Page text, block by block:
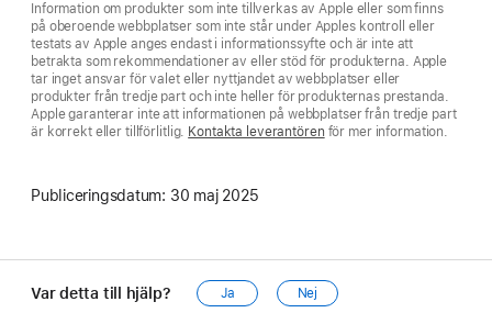
Information om produkter som inte tillverkas av Apple eller som finns
på oberoende webbplatser som inte står under Apples kontroll eller
testats av Apple anges endast i informationssyfte och är inte att
betrakta som rekommendationer av eller stöd för produkterna. Apple
tar inget ansvar för valet eller nyttjandet av webbplatser eller
produkter från tredje part och inte heller för produkternas prestanda.
Apple garanterar inte att informationen på webbplatser från tredje part
är korrekt eller tillförlitlig. Kontakta leverantören för mer information.
Publiceringsdatum: 30 maj 2025
Var detta till hjälp? Ja Nej